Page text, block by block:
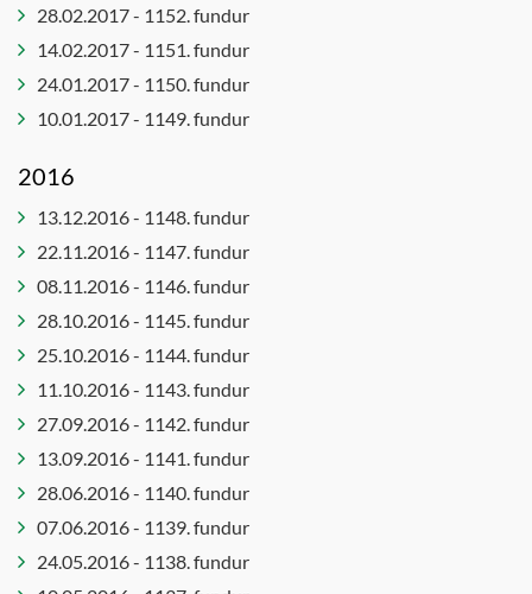
28.02.2017 - 1152. fundur
14.02.2017 - 1151. fundur
24.01.2017 - 1150. fundur
10.01.2017 - 1149. fundur
2016
13.12.2016 - 1148. fundur
22.11.2016 - 1147. fundur
08.11.2016 - 1146. fundur
28.10.2016 - 1145. fundur
25.10.2016 - 1144. fundur
11.10.2016 - 1143. fundur
27.09.2016 - 1142. fundur
13.09.2016 - 1141. fundur
28.06.2016 - 1140. fundur
07.06.2016 - 1139. fundur
24.05.2016 - 1138. fundur